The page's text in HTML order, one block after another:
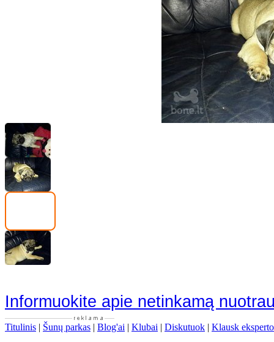
Informuokite apie netinkamą
Titulinis | Šunų parkas | Blog'ai | Klubai | Diskutuok | Klausk eksperto